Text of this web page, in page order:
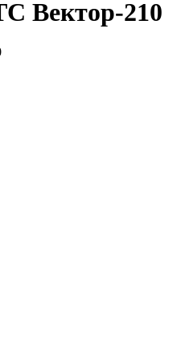
Вектор-210